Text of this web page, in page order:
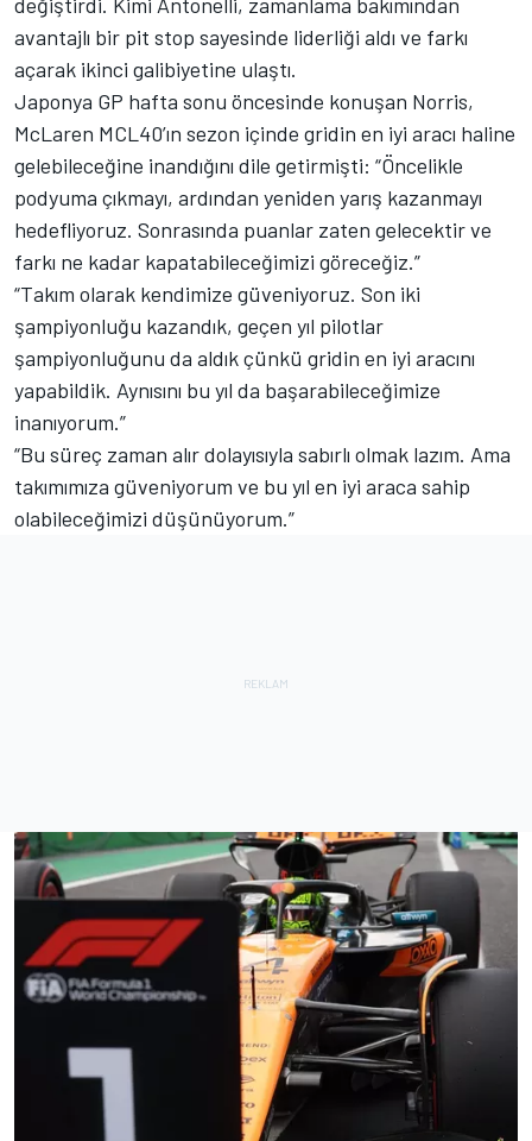
avantajlı bir pit stop sayesinde liderliği aldı ve farkı
açarak ikinci galibiyetine ulaştı.
Japonya GP hafta sonu öncesinde konuşan Norris,
McLaren MCL40’ın sezon içinde gridin en iyi aracı haline
gelebileceğine inandığını dile getirmişti: “Öncelikle
podyuma çıkmayı, ardından yeniden yarış kazanmayı
hedefliyoruz. Sonrasında puanlar zaten gelecektir ve
farkı ne kadar kapatabileceğimizi göreceğiz.”
“Takım olarak kendimize güveniyoruz. Son iki
şampiyonluğu kazandık, geçen yıl pilotlar
şampiyonluğunu da aldık çünkü gridin en iyi aracını
yapabildik. Aynısını bu yıl da başarabileceğimize
inanıyorum.”
“Bu süreç zaman alır dolayısıyla sabırlı olmak lazım. Ama
takımımıza güveniyorum ve bu yıl en iyi araca sahip
olabileceğimizi düşünüyorum.”